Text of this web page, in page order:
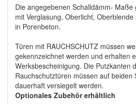
Die angegebenen Schalldämm- Maße
mit Verglasung, Oberlicht,
in Porenbeton.
Türen mit RAUCHSCHUTZ müssen
gekennzeichnet werden und erhalten
Werksbescheinigung. Die Putzkanten
Rauchschutztüren müssen auf beiden
dauerhaft versiegelt werden.
Optionales Zubehör erhältlich